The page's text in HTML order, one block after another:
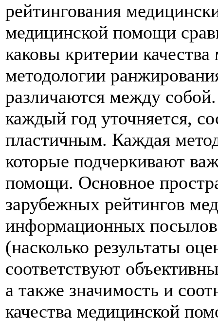
рейтингования
медицинской помощи
каковы критерии
методологии
различаются между
каждый год уточняется,
пластичным. Каждая
которые подчеркивают
помощи. Основное
зарубежных рейтингов
информационных
(насколько результаты
соответствуют
а также значимость и
качества медицинской